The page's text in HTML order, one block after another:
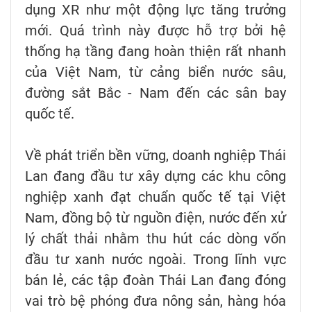
dụng XR như một động lực tăng trưởng
mới. Quá trình này được hỗ trợ bởi hệ
thống hạ tầng đang hoàn thiện rất nhanh
của Việt Nam, từ cảng biển nước sâu,
đường sắt Bắc - Nam đến các sân bay
quốc tế.
Về phát triển bền vững, doanh nghiệp Thái
Lan đang đầu tư xây dựng các khu công
nghiệp xanh đạt chuẩn quốc tế tại Việt
Nam, đồng bộ từ nguồn điện, nước đến xử
lý chất thải nhằm thu hút các dòng vốn
đầu tư xanh nước ngoài. Trong lĩnh vực
bán lẻ, các tập đoàn Thái Lan đang đóng
vai trò bệ phóng đưa nông sản, hàng hóa